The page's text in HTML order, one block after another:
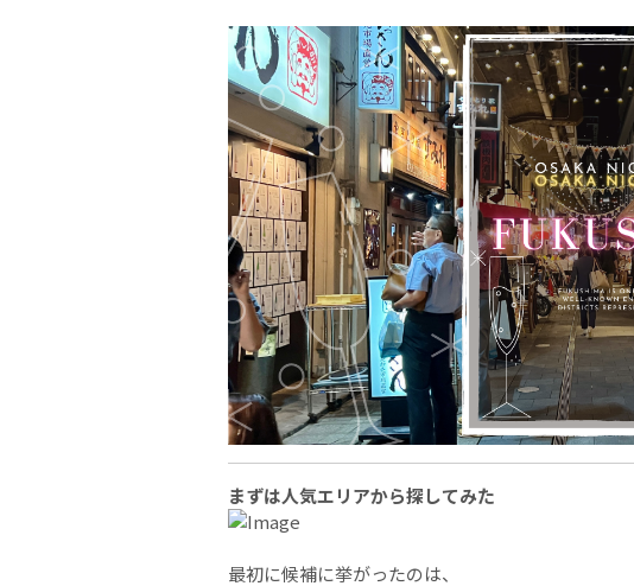
まずは人気エリアから探してみた
最初に候補に挙がったのは、